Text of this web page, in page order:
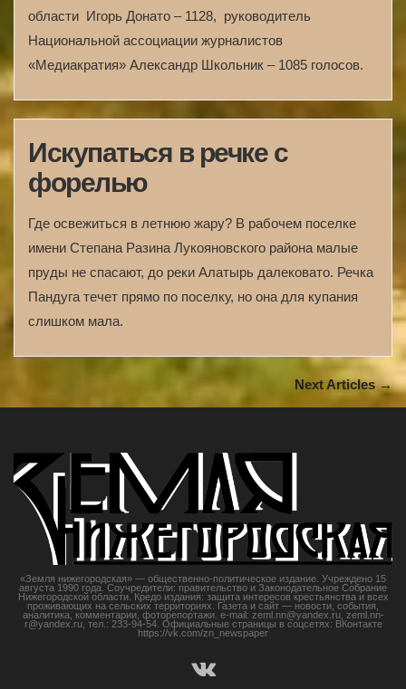
области Игорь Донато – 1128, руководитель
Национальной ассоциации журналистов
«Медиакратия» Александр Школьник – 1085 голосов.
Искупаться в речке с
форелью
Где освежиться в летнюю жару? В рабочем поселке
имени Степана Разина Лукояновского района малые
пруды не спасают, до реки Алатырь далековато. Речка
Пандуга течет прямо по поселку, но она для купания
слишком мала.
Next Articles →
«Земля нижегородская» — общественно-политическое издание. Учреждено 15
августа 1990 года. Соучредители: правительство и Законодательное Собрание
Нижегородской области. Кредо издания: защита интересов крестьянства и всех
проживающих на сельских территориях. Газета и сайт — новости, события,
аналитика, комментарии, фоторепортажи. e-mail: zeml.nn@yandex.ru, zeml.nn-
r@yandex.ru, тел.: 233-94-54. Официальные страницы в соцсетях: ВКонтакте
https://vk.com/zn_newspaper